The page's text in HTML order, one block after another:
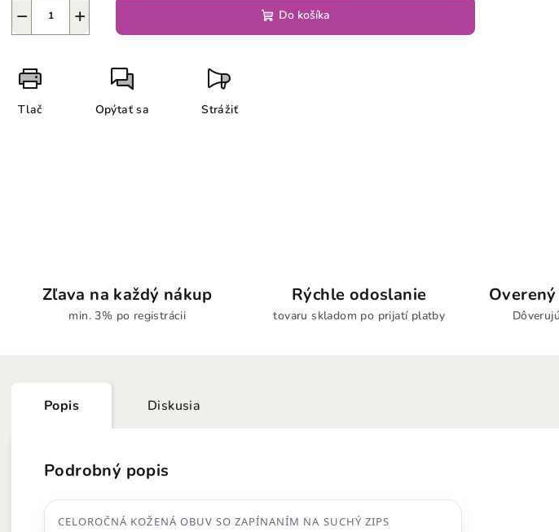
+
− Do košíka
Tlač Opýtať sa Strážiť
Zľava na každý nákup
min. 3% po registrácii
Rýchle odoslanie
tovaru skladom po prijatí platby
Popis Diskusia
Podrobný popis
CELOROČNÁ KOŽENÁ OBUV SO ZAPÍNANÍM NA SUCHÝ ZIPS